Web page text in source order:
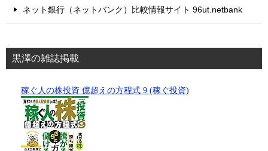
ネット銀行（ネットバンク）比較情報サイト 96ut.netbank
黒澤の雑誌掲載
稼ぐ人の株投資 億超えの方程式 9 (稼ぐ投資)